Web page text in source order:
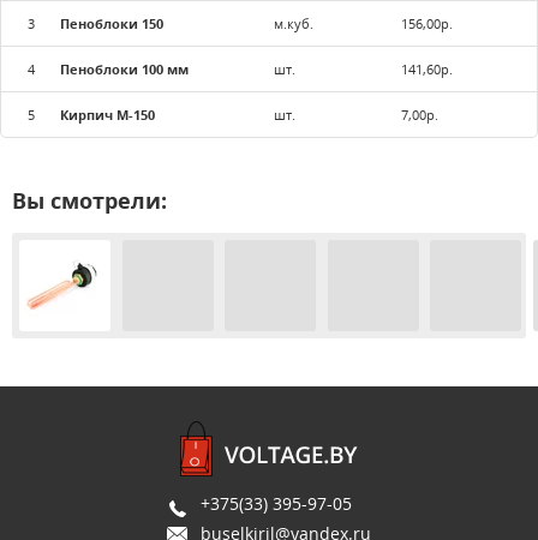
3 Пеноблоки 150 м.куб. 156,00р.
4 Пеноблоки 100 мм шт. 141,60р.
5 Кирпич М-150 шт. 7,00р.
Вы смотрели:
+375(33) 395-97-05
buselkiril@yandex.ru